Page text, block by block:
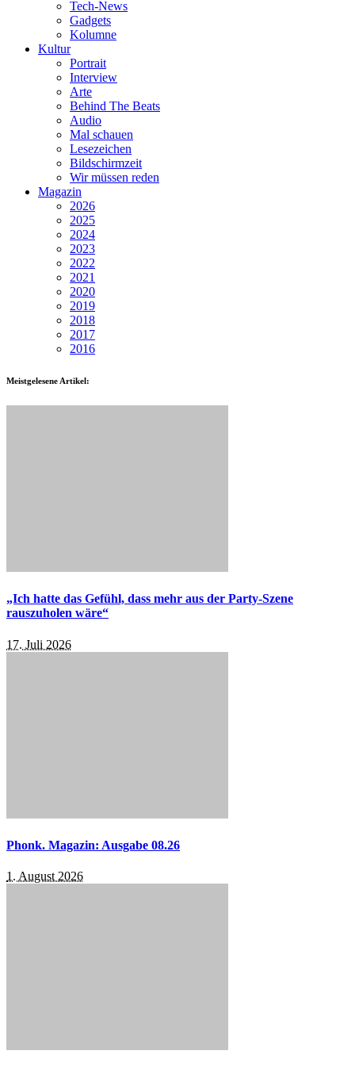
Tech-News
Gadgets
Kolumne
Kultur
Portrait
Interview
Arte
Behind The Beats
Audio
Mal schauen
Lesezeichen
Bildschirmzeit
Wir müssen reden
Magazin
2026
2025
2024
2023
2022
2021
2020
2019
2018
2017
2016
Meistgelesene Artikel:
„Ich hatte das Gefühl, dass mehr aus der Party-Szene
rauszuholen wäre“
17. Juli 2026
Phonk. Magazin: Ausgabe 08.26
1. August 2026